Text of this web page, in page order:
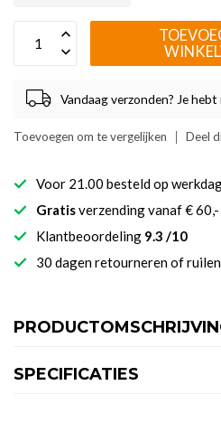
Vandaag verzonden? Je hebt
Toevoegen om te vergelijken Deel
Voor 21.00 besteld op
Gratisverzending vanaf € 60,-
Klantbeoordeling 9.3 /10
30 dagen retourneren of ruilen
SPECIFICATIES